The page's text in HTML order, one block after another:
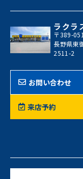
ラクラ
〒389-
長野県東
2511-2
お問い合わせ
来店予約